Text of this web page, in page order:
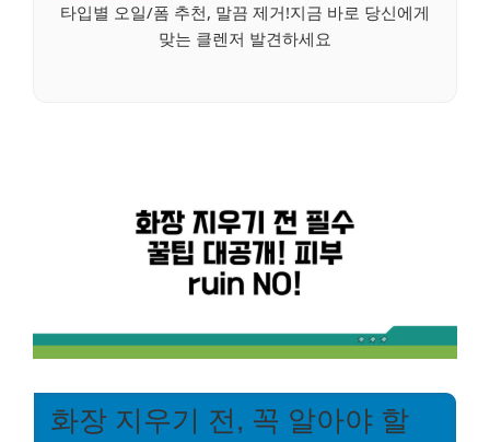
타입별 오일/폼 추천, 말끔 제거!지금 바로 당신에게
맞는 클렌저 발견하세요
화장 지우기 전, 꼭 알아야 할